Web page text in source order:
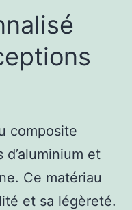
composite
et
Ce matériau
et sa légèreté.